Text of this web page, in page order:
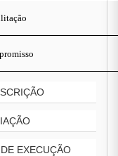
EXECUÇÃO